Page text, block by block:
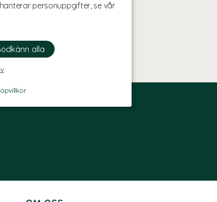
personuppgifter, se vår